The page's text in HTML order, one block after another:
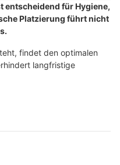
entscheidend für Hygiene,
Platzierung führt nicht
findet den optimalen
langfristige